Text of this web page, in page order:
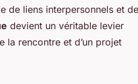
de liens interpersonnels et de
devient un véritable levier
la rencontre et d’un projet